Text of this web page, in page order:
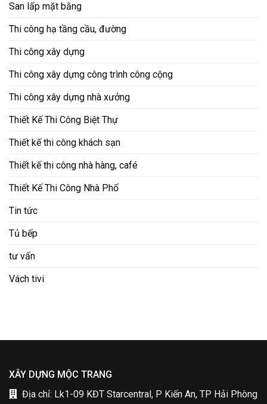
San lấp mặt bằng
Thi công hạ tầng cầu, đường
Thi công xây dựng
Thi công xây dựng công trình công cộng
Thi công xây dựng nhà xưởng
Thiết Kế Thi Công Biệt Thự
Thiết kế thi công khách sạn
Thiết kế thi công nhà hàng, café
Thiết Kế Thi Công Nhà Phố
Tin tức
Tủ bếp
tư vấn
Vách tivi
XÂY DỰNG MỘC TRANG
Địa chỉ: Lk1-09 KĐT Starcentral, P Kiến An, TP Hải Phòng